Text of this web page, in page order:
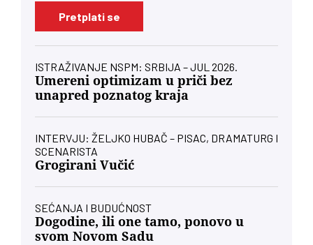
Pretplati se
ISTRAŽIVANJE NSPM: SRBIJA – JUL 2026.
Umereni optimizam u priči bez
unapred poznatog kraja
INTERVJU: ŽELJKO HUBAČ – PISAC, DRAMATURG I
SCENARISTA
Grogirani Vučić
SEĆANJA I BUDUĆNOST
Dogodine, ili one tamo, ponovo u
svom Novom Sadu